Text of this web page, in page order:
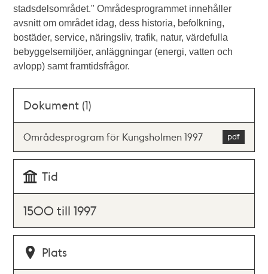
stadsdelsområdet." Områdesprogrammet innehåller
avsnitt om området idag, dess historia, befolkning,
bostäder, service, näringsliv, trafik, natur, värdefulla
bebyggelsemiljöer, anläggningar (energi, vatten och
avlopp) samt framtidsfrågor.
Dokument (1)
Områdesprogram för Kungsholmen 1997
Tid
1500 till 1997
Plats